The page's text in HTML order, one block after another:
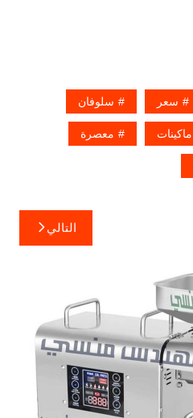
سعر سلوفان
ماكينات معصرة
التالي